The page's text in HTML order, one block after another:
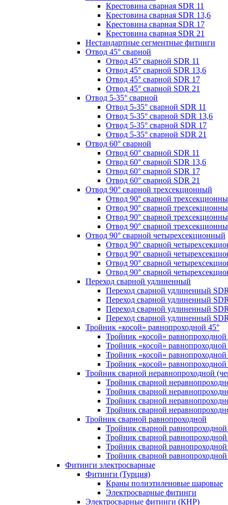
Крестовина сварная SDR 11
Крестовина сварная SDR 13,6
Крестовина сварная SDR 17
Крестовина сварная SDR 21
Нестандартные сегментные фитинги
Отвод 45° сварной
Отвод 45° сварной SDR 11
Отвод 45° сварной SDR 13,6
Отвод 45° сварной SDR 17
Отвод 45° сварной SDR 21
Отвод 5-35° сварной
Отвод 5-35° сварной SDR 11
Отвод 5-35° сварной SDR 13,6
Отвод 5-35° сварной SDR 17
Отвод 5-35° сварной SDR 21
Отвод 60° сварной
Отвод 60° сварной SDR 11
Отвод 60° сварной SDR 13,6
Отвод 60° сварной SDR 17
Отвод 60° сварной SDR 21
Отвод 90° сварной трехсекционный
Отвод 90° сварной
Отвод 90° сварной
Отвод 90° сварной
Отвод 90° сварной
Отвод 90° сварной четырехсекционный
Отвод 90° сварной
Отвод 90° сварной
Отвод 90° сварной
Отвод 90° сварной
Переход сварной удлиненный
Переход сварной удлиненный
Переход сварной удлиненный
Переход сварной удлиненный
Переход сварной удлиненный
Тройник «косой» равнопроходной 45°
Тройник «косой» равнопроходной
Тройник «косой»
Тройник «косой» равнопроходной
Тройник «косой» равнопроходной
Тройник сварной неравнопроходной
Тройник сварной
Тройник сварной
Тройник сварной
Тройник сварной
Тройник сварной равнопроходной
Тройник сварной равнопроходной
Тройник сварной
Тройник сварной
Тройник сварной равнопроходной
Фитинги электросварные
Фитинги (Турция)
Краны полиэтиленовые шаровые
Электросварные фитинги
Электросварные фитинги (КНР)